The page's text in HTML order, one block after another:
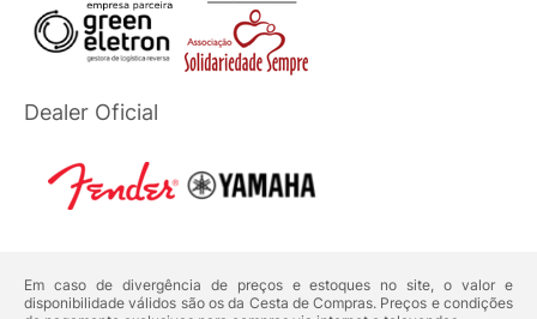
Dealer Oficial
Em caso de divergência de preços e estoques no site, o valor e
disponibilidade válidos são os da Cesta de Compras. Preços e condições